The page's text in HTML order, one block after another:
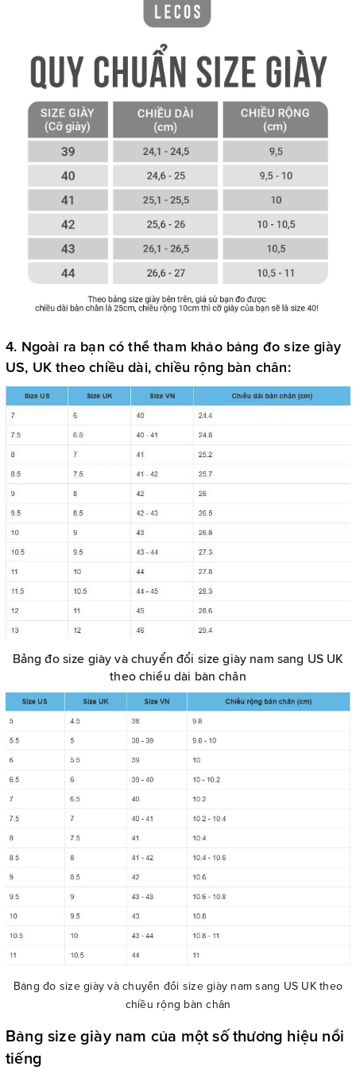
4. Ngoài ra bạn có thể tham khảo bảng đo size giày
US, UK theo chiều dài, chiều rộng bàn chân:
Bảng đo size giày và chuyển đổi size giày nam sang US UK
theo chiều dài bàn chân
Bảng đo size giày và chuyển đổi size giày nam sang US UK theo
chiều rộng bàn chân
Bảng size giày nam của một số thương hiệu nổi
tiếng